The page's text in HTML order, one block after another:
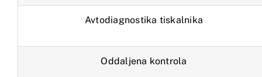
Avtodiagnostika tiskalnika
Oddaljena kontrola